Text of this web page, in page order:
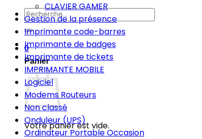
Recherche
pour :
0
Panier
Votre panier est vide.
CLAVIER GAMER
Gestion de la présence
Imprimante code-barres
Imprimante de badges
Imprimante de tickets
IMPRIMANTE MOBILE
Logiciel
Modems Routeurs
Non classé
Onduleur (UPS)
Ordinateur Portable Occasion